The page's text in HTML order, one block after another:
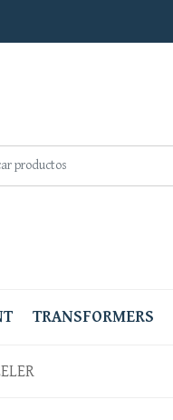
TRANSFORMERS